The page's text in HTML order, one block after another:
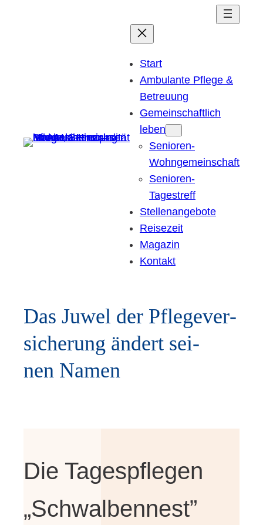
Start
Ambulante Pflege &
Betreuung
Gemeinschaftlich
leben
Senioren-
Wohngemeinschaft
Senioren-
Tagestreff
Stellenangebote
Reisezeit
Magazin
Kontakt
Das Juwel der Pfle­ge­ver­
si­che­rung ändert sei­
nen Namen
Die Tages­pfle­gen
„Schwal­ben­nest”